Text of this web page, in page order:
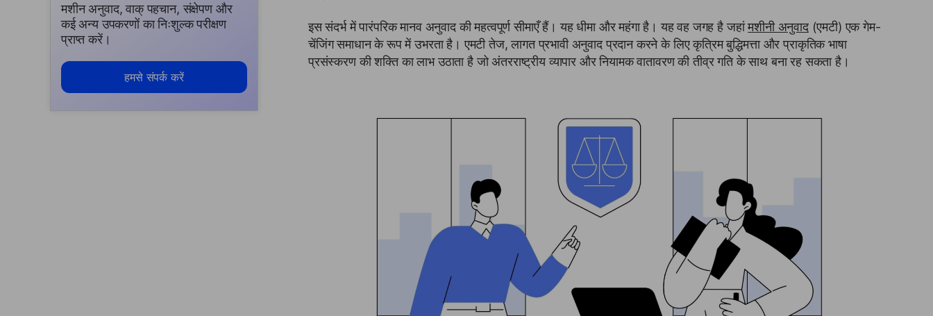
मशीन अनुवाद, वाक् पहचान, संक्षेपण और
कई अन्य उपकरणों का निःशुल्क परीक्षण
प्राप्त करें।
हमसे संपर्क करें
इस संदर्भ में पारंपरिक मानव अनुवाद की महत्वपूर्ण सीमाएँ हैं। यह धीमा और महंगा है। यह वह जगह है जहांमशीनी अनुवाद(एमटी) एक गेम-
चेंजिंग समाधान के रूप में उभरता है। एमटी तेज, लागत प्रभावी अनुवाद प्रदान करने के लिए कृत्रिम बुद्धिमत्ता और प्राकृतिक भाषा
प्रसंस्करण की शक्ति का लाभ उठाता है जो अंतरराष्ट्रीय व्यापार और नियामक वातावरण की तीव्र गति के साथ बना रह सकता है।